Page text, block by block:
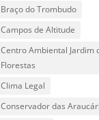
Braço do Trombudo
Campos de Altitude
Centro Ambiental Jardim
Florestas
Clima Legal
Conservador das